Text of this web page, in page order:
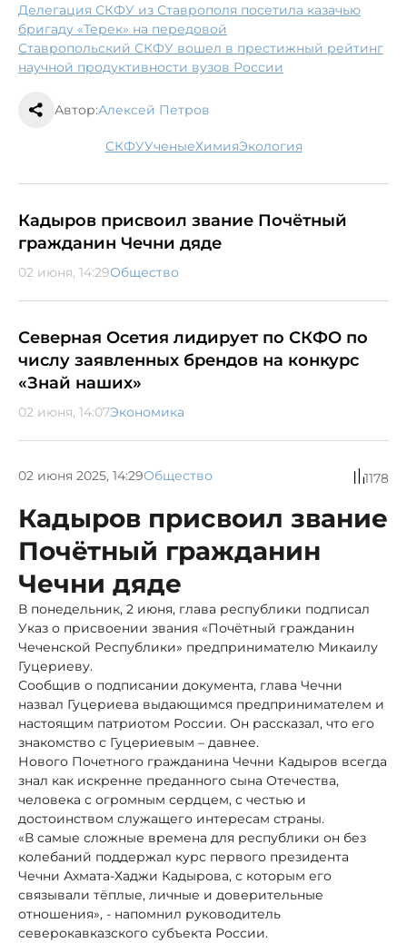
Делегация СКФУ из Ставрополя посетила казачью
бригаду «Терек» на передовой
Ставропольский СКФУ вошел в престижный рейтинг
научной продуктивности вузов России
Автор:Алексей Петров
СКФУ ученые химия экология
Кадыров присвоил звание Почётный
гражданин Чечни дяде
02 июня, 14:29Общество
Северная Осетия лидирует по СКФО по
числу заявленных брендов на конкурс
«Знай наших»
02 июня, 14:07Экономика
02 июня 2025, 14:29Общество 1178
Кадыров присвоил звание
Почётный гражданин
Чечни дяде
В понедельник, 2 июня, глава республики подписал
Указ о присвоении звания «Почётный гражданин
Чеченской Республики» предпринимателю Микаилу
Гуцериеву.
Сообщив о подписании документа, глава Чечни
назвал Гуцериева выдающимся предпринимателем и
настоящим патриотом России. Он рассказал, что его
знакомство с Гуцериевым – давнее.
Нового Почетного гражданина Чечни Кадыров всегда
знал как искренне преданного сына Отечества,
человека с огромным сердцем, с честью и
достоинством служащего интересам страны.
«В самые сложные времена для республики он без
колебаний поддержал курс первого президента
Чечни Ахмата-Хаджи Кадырова, с которым его
связывали тёплые, личные и доверительные
отношения», - напомнил руководитель
северокавказского субъекта России.